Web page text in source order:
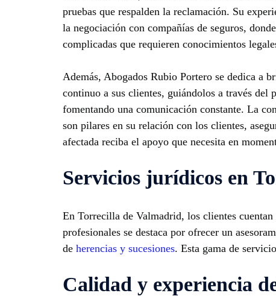
pruebas que respalden la reclamación. Su
la negociación con compañías de seguros,
complicadas que requieren conocimientos
Además, Abogados Rubio Portero se dedica a
continuo a sus clientes, guiándolos a través del
fomentando una comunicación constante. La
son pilares en su relación con los clientes,
afectada reciba el apoyo que necesita en
Servicios jurídicos en
En Torrecilla de Valmadrid, los clientes
profesionales se destaca por ofrecer un
de herencias y sucesiones. Esta gama de
Calidad y experiencia